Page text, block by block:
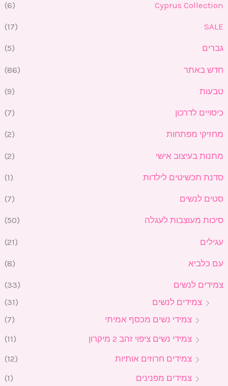
Cyprus Collection
(6)
SALE
(17)
גברים (5)
חדש באתר (86)
טבעות (9)
כיסויים לדרכון (7)
מחזיקי מפתחות (2)
מתנות בעיצוב אישי (2)
סדנת תכשיטים לילדות (1)
סטים לנשים (7)
סיכות מעוצבות לעגלה (50)
עגילים (21)
עם כלביא (8)
צמידים לנשים
(33)
צמידים לנשים
(31)
צמידי נשים מכסף אמיתי
(7)
צמידי נשים ציפוי זהב 2 מיקרון
(11)
צמידים חרוזים אותיות
(12)
צמידים מפנינים
(1)